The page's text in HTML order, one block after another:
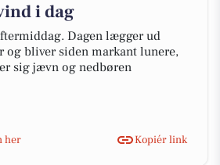
i dag
Dagen lægger ud
og bliver siden markant lunere,
sig jævn og nedbøren
her
Kopiér link